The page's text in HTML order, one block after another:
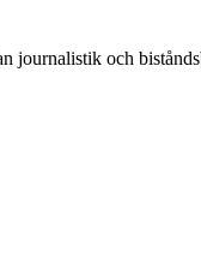
journalistik och